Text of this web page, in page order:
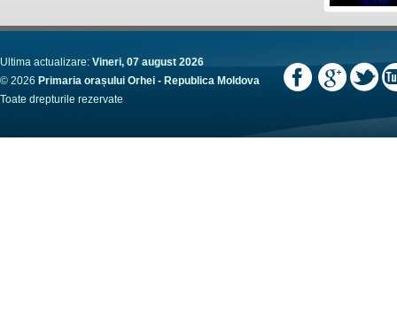
Ultima actualizare: Vineri, 07 august 2026
© 2026 Primaria orașului Orhei - Republica Moldova
Toate drepturile rezervate